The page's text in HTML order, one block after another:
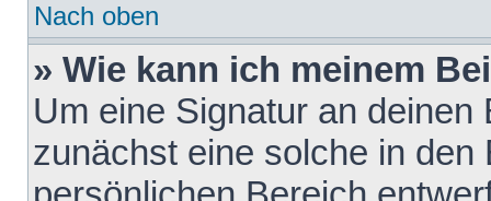
Nach oben
» Wie kann ich meinem
Um eine Signatur an
zunächst eine solche in den